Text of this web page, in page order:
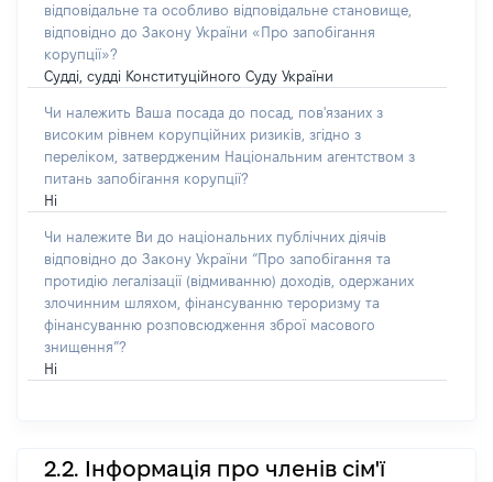
відповідальне та особливо відповідальне становище,
відповідно до Закону України «Про запобігання
корупції»?
Судді, судді Конституційного Суду України
Чи належить Ваша посада до посад, пов'язаних з
високим рівнем корупційних ризиків, згідно з
переліком, затвердженим Національним агентством з
питань запобігання корупції?
Ні
Чи належите Ви до національних публічних діячів
відповідно до Закону України “Про запобігання та
протидію легалізації (відмиванню) доходів, одержаних
злочинним шляхом, фінансуванню тероризму та
фінансуванню розповсюдження зброї масового
знищення”?
Ні
2.2. Інформація про членів сім'ї